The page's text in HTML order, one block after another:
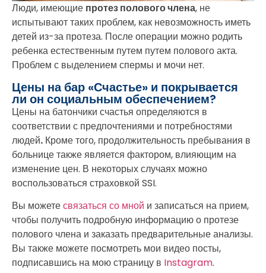
Люди, имеющие протез полового члена, не
испытывают таких проблем, как невозможность иметь
детей из-за протеза. После операции можно родить
ребенка естественным путем путем полового акта.
Проблем с выделением спермы и мочи нет.
Цены на бар «Счастье» и покрывается
ли он социальным обеспечением?
Цены на батончики счастья определяются в
соответствии с предпочтениями и потребностями
людей. Кроме того, продолжительность пребывания в
больнице также является фактором, влияющим на
изменение цен. В некоторых случаях можно
воспользоваться страховкой SSI.
Вы можетесвязаться со мной и записаться на прием,
чтобы получить подробную информацию о протезе
полового члена и заказать предварительные анализы.
Вы также можете посмотреть мои видео посты,
подписавшись на мою страницу в Instagram.